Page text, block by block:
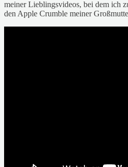
meiner Lieblingsvideos, bei dem ich
den Apple Crumble meiner